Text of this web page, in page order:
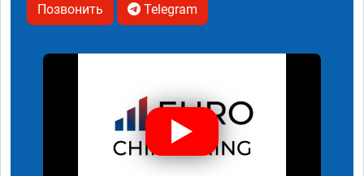
Позвонить Telegram